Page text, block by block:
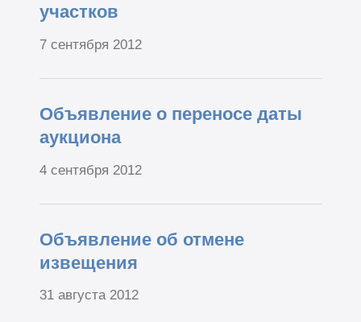
участков
7 сентября 2012
Объявление о переносе даты
аукциона
4 сентября 2012
Объявление об отмене
извещения
31 августа 2012